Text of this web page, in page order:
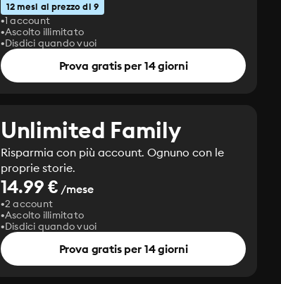
12 mesi al prezzo di 9
1 account
Ascolto illimitato
Disdici quando vuoi
Prova gratis per 14 giorni
Unlimited Family
Risparmia con più account. Ognuno con le
proprie storie.
14.99 € /mese
2 account
Ascolto illimitato
Disdici quando vuoi
Prova gratis per 14 giorni